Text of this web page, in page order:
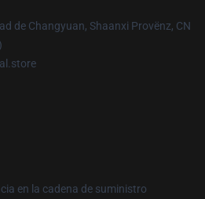
de Changyuan, Shaanxi Provënz, CN
en la cadena de suministro